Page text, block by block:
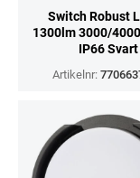
Switch Robust
1300lm 3000/
IP66 Svart
Artikelnr: